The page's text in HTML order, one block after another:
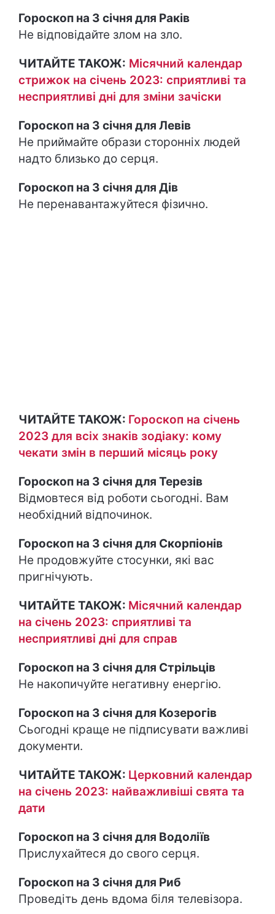
Гороскоп на 3 січня для Раків
Не відповідайте злом на зло.
ЧИТАЙТЕ ТАКОЖ: Місячний календар
стрижок на січень 2023: сприятливі та
несприятливі дні для зміни зачіски
Гороскоп на 3 січня для Левів
Не приймайте образи сторонніх людей
надто близько до серця.
Гороскоп на 3 січня для Дів
Не перенавантажуйтеся фізично.
ЧИТАЙТЕ ТАКОЖ: Гороскоп на січень
2023 для всіх знаків зодіаку: кому
чекати змін в перший місяць року
Гороскоп на 3 січня для Терезів
Відмовтеся від роботи сьогодні. Вам
необхідний відпочинок.
Гороскоп на 3 січня для Скорпіонів
Не продовжуйте стосунки, які вас
пригнічують.
ЧИТАЙТЕ ТАКОЖ: Місячний календар
на січень 2023: сприятливі та
несприятливі дні для справ
Гороскоп на 3 січня для Стрільців
Не накопичуйте негативну енергію.
Гороскоп на 3 січня для Козерогів
Сьогодні краще не підписувати важливі
документи.
ЧИТАЙТЕ ТАКОЖ: Церковний календар
на січень 2023: найважливіші свята та
дати
Гороскоп на 3 січня для Водоліїв
Прислухайтеся до свого серця.
Гороскоп на 3 січня для Риб
Проведіть день вдома біля телевізора.